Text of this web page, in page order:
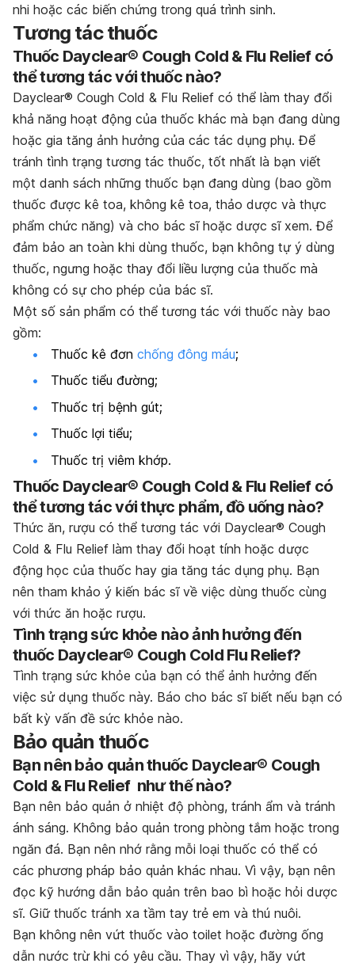
nhi hoặc các biến chứng trong quá trình sinh.
Tương tác thuốc
Thuốc Dayclear® Cough Cold & Flu Relief có
thể tương tác với thuốc nào?
Dayclear® Cough Cold & Flu Relief có thể làm thay đổi
khả năng hoạt động của thuốc khác mà bạn đang dùng
hoặc gia tăng ảnh hưởng của các tác dụng phụ. Để
tránh tình trạng tương tác thuốc, tốt nhất là bạn viết
một danh sách những thuốc bạn đang dùng (bao gồm
thuốc được kê toa, không kê toa, thảo dược và thực
phẩm chức năng) và cho bác sĩ hoặc dược sĩ xem. Để
đảm bảo an toàn khi dùng thuốc, bạn không tự ý dùng
thuốc, ngưng hoặc thay đổi liều lượng của thuốc mà
không có sự cho phép của bác sĩ.
Một số sản phẩm có thể tương tác với thuốc này bao
gồm:
Thuốc kê đơn chống đông máu;
Thuốc tiểu đường;
Thuốc trị bệnh gút;
Thuốc lợi tiểu;
Thuốc trị viêm khớp.
Thuốc Dayclear® Cough Cold & Flu Relief có
thể tương tác với thực phẩm, đồ uống nào?
Thức ăn, rượu có thể tương tác với Dayclear® Cough
Cold & Flu Relief làm thay đổi hoạt tính hoặc dược
động học của thuốc hay gia tăng tác dụng phụ. Bạn
nên tham khảo ý kiến bác sĩ về việc dùng thuốc cùng
với thức ăn hoặc rượu.
Tình trạng sức khỏe nào ảnh hưởng đến
thuốc Dayclear® Cough Cold Flu Relief?
Tình trạng sức khỏe của bạn có thể ảnh hưởng đến
việc sử dụng thuốc này. Báo cho bác sĩ biết nếu bạn có
bất kỳ vấn đề sức khỏe nào.
Bảo quản thuốc
Bạn nên bảo quản thuốc Dayclear® Cough
Cold & Flu Relief như thế nào?
Bạn nên bảo quản ở nhiệt độ phòng, tránh ẩm và tránh
ánh sáng. Không bảo quản trong phòng tắm hoặc trong
ngăn đá. Bạn nên nhớ rằng mỗi loại thuốc có thể có
các phương pháp bảo quản khác nhau. Vì vậy, bạn nên
đọc kỹ hướng dẫn bảo quản trên bao bì hoặc hỏi dược
sĩ. Giữ thuốc tránh xa tầm tay trẻ em và thú nuôi.
Bạn không nên vứt thuốc vào toilet hoặc đường ống
dẫn nước trừ khi có yêu cầu. Thay vì vậy, hãy vứt